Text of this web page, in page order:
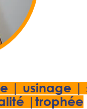
| usinage |
|trophée